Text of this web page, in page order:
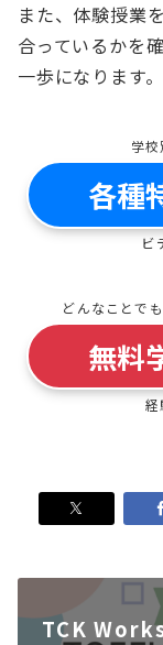
また、体験授業
合っているかを
一歩になります。
学
各種
ビ
どんなことで
無料
経
TCK